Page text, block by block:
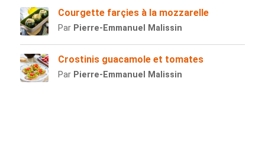
Courgette farçies à la mozzarelle
Par Pierre-Emmanuel Malissin
Crostinis guacamole et tomates
Par Pierre-Emmanuel Malissin